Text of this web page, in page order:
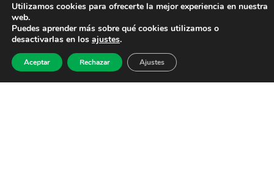
Utilizamos cookies para ofrecerte la mejor experiencia en nuestra
web.
Puedes aprender más sobre qué cookies utilizamos o
desactivarlas en los ajustes.
Aceptar Rechazar Ajustes